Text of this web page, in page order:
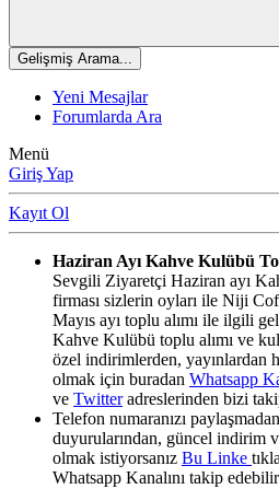
Gelişmiş Arama...
Yeni Mesajlar
Forumlarda Ara
Menü
Giriş Yap
Kayıt Ol
Haziran Ayı Kahve Kulübü
Sevgili Ziyaretçi Haziran ayı
firması sizlerin oyları ile Niji
Mayıs ayı toplu alımı ile ilgili
Kahve Kulübü toplu alımı ve
özel indirimlerden, yayınlardan
olmak için buradan Whatsapp
ve Twitteradreslerinden bizi
Telefon numaranızı
duyurularından, güncel indirim
olmak istiyorsanız Bu Linke
Whatsapp Kanalını takip